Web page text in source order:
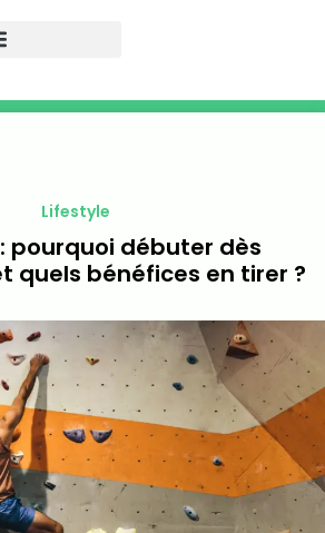
Lifestyle
pourquoi débuter dès
quels bénéfices en tirer ?